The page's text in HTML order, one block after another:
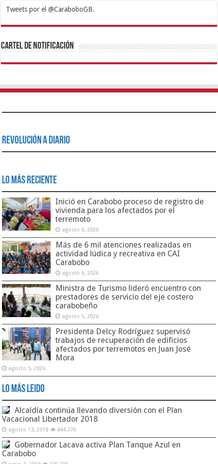
Tweets por el @CaraboboGB.
1xbetBetturkeyBetistKralbetSupertotobetTipobetMatadorbetMariobet
https://mvbcasino.com/
Cartel de Notificación
Revolución a Diario
Lo Más Reciente
Inició en Carabobo proceso de registro de
vivienda para los afectados por el
terremoto
agosto 6, 2026
Más de 6 mil atenciones realizadas en
actividad lúdica y recreativa en CAI
Carabobo
agosto 6, 2026
Ministra de Turismo lideró encuentro con
prestadores de servicio del eje costero
carabobeño
agosto 5, 2026
Presidenta Delcy Rodríguez supervisó
trabajos de recuperación de edificios
afectados por terremotos en Juan José
Mora
agosto 5, 2026
Lo Más Leido
Alcaldía continúa llevando diversión con el Plan
Vacacional Libertador 2018
agosto 13, 2018 444,376
Gobernador Lacava activa Plan Tanque Azul en
Carabobo